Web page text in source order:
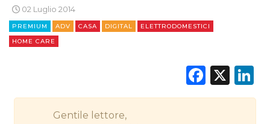
EDITORIA
02 Luglio 2014
PREMIUM ADV CASA DIGITAL
ELETTRODOMESTICI
HOME CARE
X
Gentile lettore,